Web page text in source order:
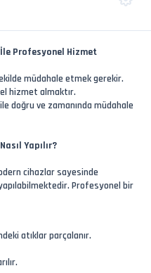
Profesyonel Hizmet
müdahale etmek gerekir.
hizmet almaktır.
ile doğru ve zamanında müdahale
Yapılır?
cihazlar sayesinde
Profesyonel bir
atıklar parçalanır.